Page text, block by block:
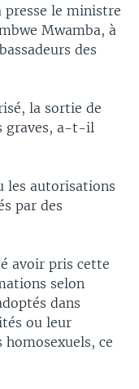
le ministre
Mwamba, à
des
la sortie de
graves, a-t-il
les autorisations
par des
avoir pris cette
selon
dans
ou leur
ce